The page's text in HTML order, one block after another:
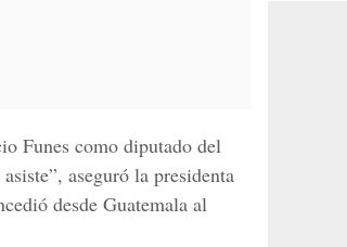
Funes como diputado del
aseguró la presidenta
desde Guatemala al